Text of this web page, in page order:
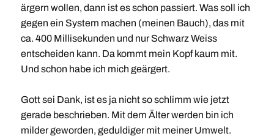
ärgern wollen, dann ist es schon passiert. Was soll ich
gegen ein System machen (meinen Bauch), das mit
ca. 400 Millisekunden und nur Schwarz Weiss
entscheiden kann. Da kommt mein Kopf kaum mit.
Und schon habe ich mich geärgert.
Gott sei Dank, ist es ja nicht so schlimm wie jetzt
gerade beschrieben. Mit dem Älter werden bin ich
milder geworden, geduldiger mit meiner Umwelt.